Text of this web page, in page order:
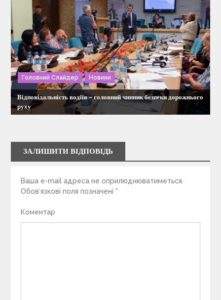
Головний Слайдер Новини
Відповідальність водіїв – головний чинник безпеки дорожнього
руху
ЗАЛИШИТИ ВІДПОВІДЬ
Ваша e-mail адреса не оприлюднюватиметься.
Обов’язкові поля позначені *
Коментар